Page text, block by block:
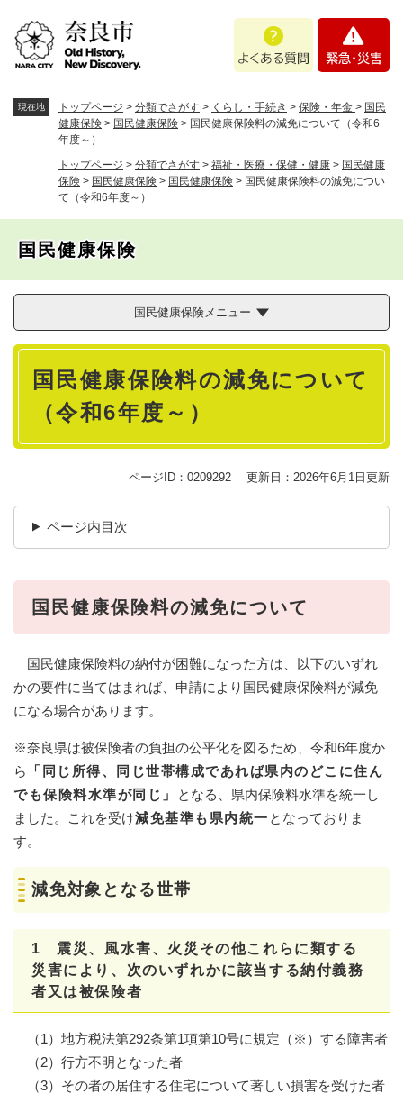
あ
問
・
現在地 トップページ > 分類でさがす > くらし・手続き > 保険・年金 > 国民
健康保険 > 国民健康保険 > 国民健康保険料の減免について（令和6
年度～）
トップページ > 分類でさがす > 福祉・医療・保健・健康 > 国民健康
保険 > 国民健康保険 > 国民健康保険 > 国民健康保険料の減免につい
て（令和6年度～）
国民健康保険
国民健康保険メニュー
本
国民健康保険料の減免について
（令和6年度～）
ページID：0209292 更新日：2026年6月1日更新
ページ内目次
国民健康保険料の減免について
国民健康保険料の納付が困難になった方は、以下のいずれ
かの要件に当てはまれば、申請により国民健康保険料が減免
になる場合があります。
※奈良県は被保険者の負担の公平化を図るため、令和6年度か
ら
「同じ所得、同じ世帯構成であれば県内のどこに住ん
でも保険料水準が同じ」
となる、県内保険料水準を統一し
ました。これを受け減免基準も県内統一 となっておりま
す。
減免対象となる世帯
1 震災、風水害、火災その他これらに類する
災害により、次のいずれかに該当する納付義務
者又は被保険者
（1）地方税法第292条第1項第10号に規定（※）する障害者
（2）行方不明となった者
（3）その者の居住する住宅について著しい損害を受けた者​